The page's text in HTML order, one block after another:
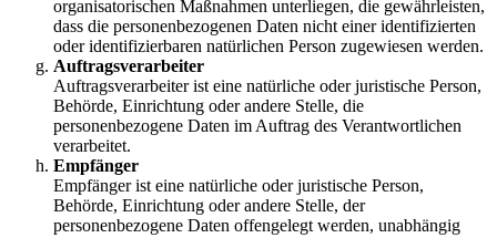
organisatorischen Maßnahmen unterliegen, die gewährleisten,
dass die personenbezogenen Daten nicht einer identifizierten
oder identifizierbaren natürlichen Person zugewiesen werden.
Auftragsverarbeiter
Auftragsverarbeiter ist eine natürliche oder juristische Person,
Behörde, Einrichtung oder andere Stelle, die
personenbezogene Daten im Auftrag des Verantwortlichen
verarbeitet.
Empfänger
Empfänger ist eine natürliche oder juristische Person,
Behörde, Einrichtung oder andere Stelle, der
personenbezogene Daten offengelegt werden, unabhängig